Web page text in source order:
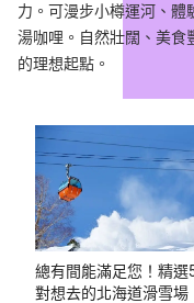
力。可漫步小樽運河、體
湯咖哩。自然壯闊、美食
的理想起點。
總有間能滿足您！精選
對想去的北海道滑雪場